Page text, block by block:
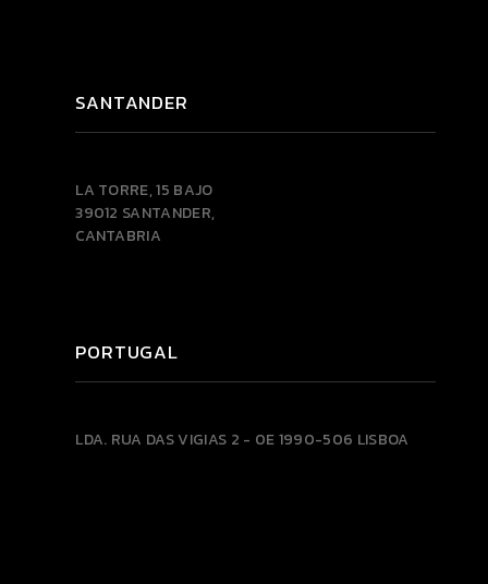
SANTANDER
LA TORRE, 15 BAJO
39012 SANTANDER,
CANTABRIA
PORTUGAL
LDA. RUA DAS VIGIAS 2 - 0E1990-506 LISBOA